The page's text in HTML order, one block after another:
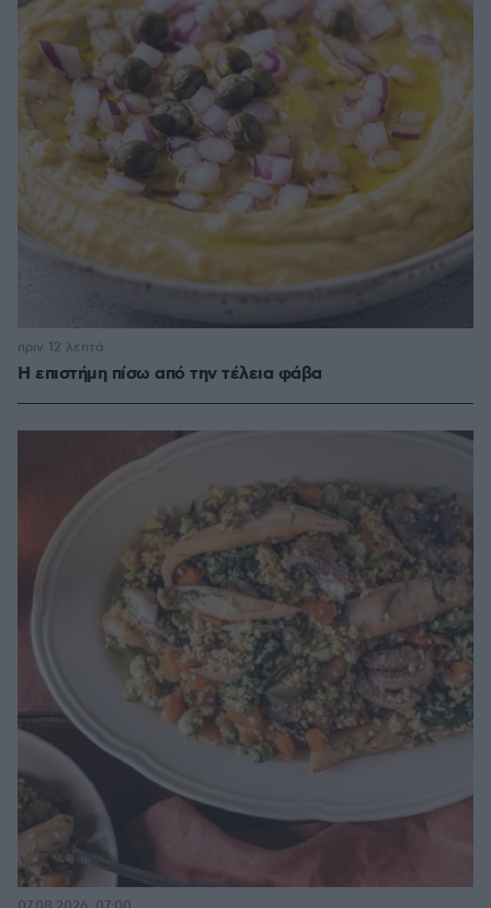
Η επιστήμη πίσω από την τέλεια φάβα
πριν 12 λεπτά